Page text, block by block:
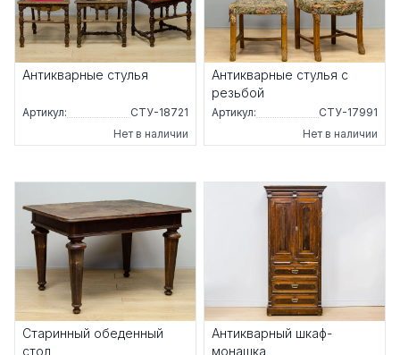
Антикварные стулья
Артикул:
СТУ-18721
Нет в наличии
Антикварные стулья с
резьбой
Артикул:
СТУ-17991
Нет в наличии
Старинный обеденный
стол
Антикварный шкаф-
монашка